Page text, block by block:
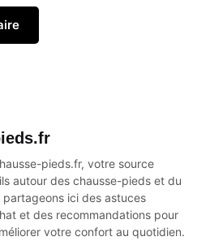
pieds.fr, votre source
autour des chausse-pieds et du
partageons ici des astuces
et des recommandations pour
votre confort au quotidien.